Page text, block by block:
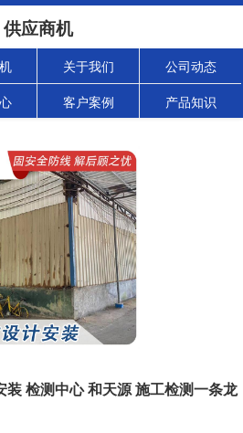
供应商机
关于我们 公司动态
客户案例 产品知识
装 检测中心 和天源 施工检测一条龙